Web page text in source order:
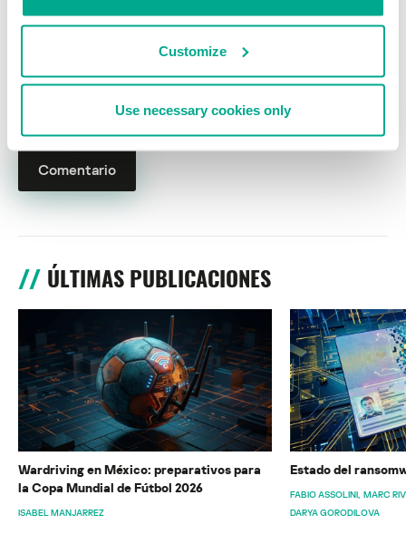
Customize
Use necessary cookies only
Nombre* Correo electrónico*
ÚLTIMAS PUBLICACIONES
Wardriving en México: preparativos para
la Copa Mundial de Fútbol 2026
ISABEL MANJARREZ
Estado del
FABIO ASSOLINI MARC
DARYA GORODILOVA